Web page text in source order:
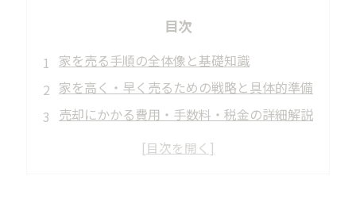
目次
家を売る手順の全体像と基礎知識
家を高く・早く売るための戦略と具体的準備
売却にかかる費用・手数料・税金の詳細解説
家を売る具体的なステップ詳細